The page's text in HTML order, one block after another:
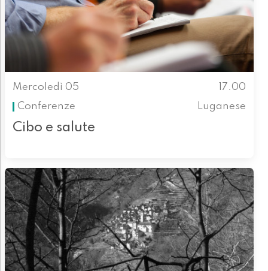
Mercoledì 05
17.00
Conferenze
Luganese
Cibo e salute